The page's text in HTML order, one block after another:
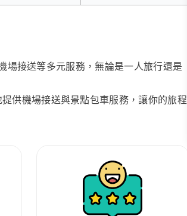
接送等多元服務，無論是一人旅行還是
供機場接送與景點包車服務，讓你的旅程